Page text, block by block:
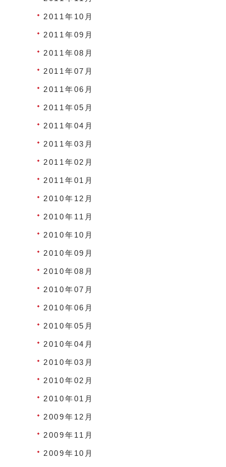
2011年10月
2011年09月
2011年08月
2011年07月
2011年06月
2011年05月
2011年04月
2011年03月
2011年02月
2011年01月
2010年12月
2010年11月
2010年10月
2010年09月
2010年08月
2010年07月
2010年06月
2010年05月
2010年04月
2010年03月
2010年02月
2010年01月
2009年12月
2009年11月
2009年10月